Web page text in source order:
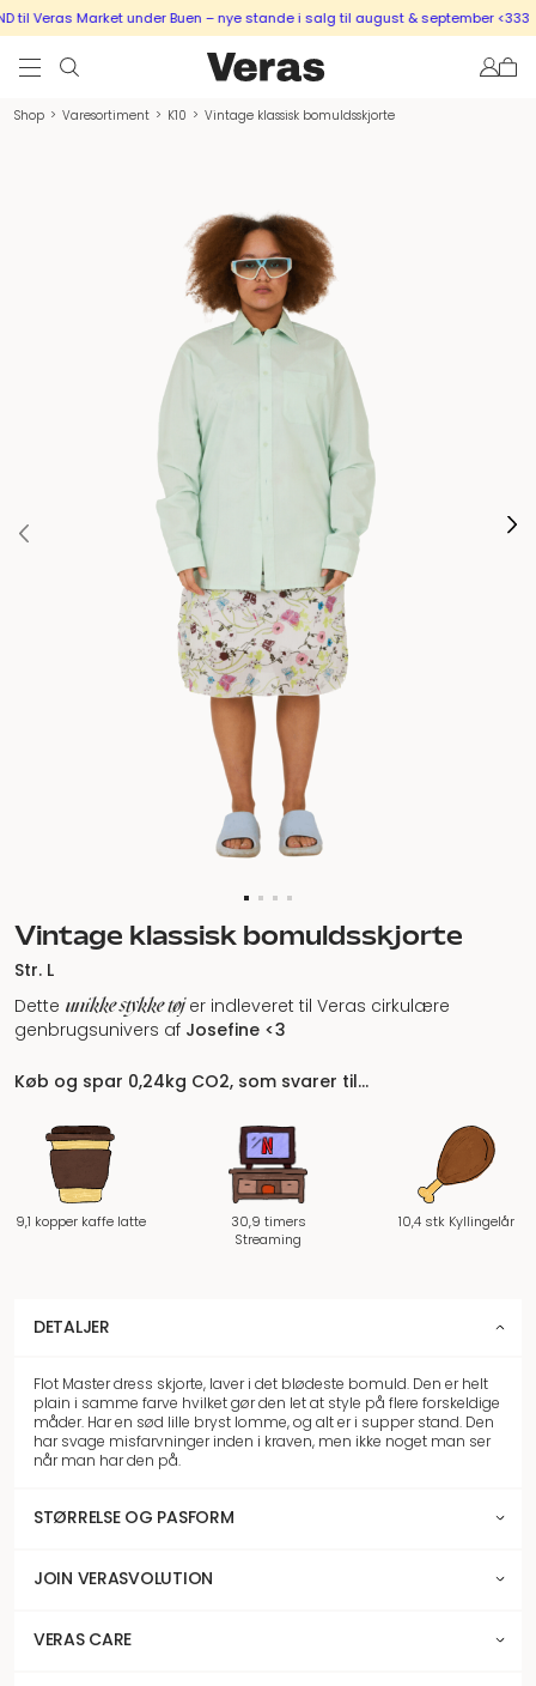
til Veras Market under Buen – nye stande i salg til august & september <333
Shop > Varesortiment > K10 > Vintage klassisk bomuldsskjorte
Vintage klassisk bomuldsskjorte
Str. L
Dette unikke stykke tøjer indleveret til Veras cirkulære
genbrugsunivers af Josefine <3
Køb og spar 0,24kg CO2, som svarer til…
9,1 kopper kaffe latte
30,9 timers
Streaming
10,4 stk Kyllingelår
DETALJER
Flot Master dress skjorte, laver i det blødeste bomuld. Den er helt
plain i samme farve hvilket gør den let at style på flere forskeldige
måder. Har en sød lille bryst lomme, og alt er i supper stand. Den
har svage misfarvninger inden i kraven, men ikke noget man ser
når man har den på.
STØRRELSE OG PASFORM
JOIN VERASVOLUTION
VERAS CARE